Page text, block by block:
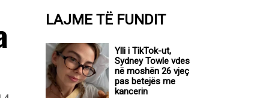
LAJME TË FUNDIT
Ylli i TikTok-ut,
Sydney Towle vdes
në moshën 26 vjeç
pas betejës me
kancerin